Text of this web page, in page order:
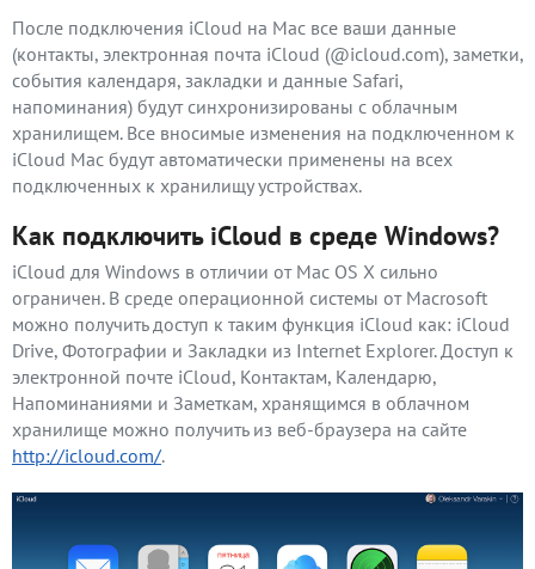
После подключения iCloud на Mac все ваши данные
(контакты, электронная почта iCloud (@icloud.com), заметки,
события календаря, закладки и данные Safari,
напоминания) будут синхронизированы с облачным
хранилищем. Все вносимые изменения на подключенном к
iCloud Mac будут автоматически применены на всех
подключенных к хранилищу устройствах.
Как подключить iCloud в среде Windows?
iCloud для Windows в отличии от Mac OS X сильно
ограничен. В среде операционной системы от Macrosoft
можно получить доступ к таким функция iCloud как: iCloud
Drive, Фотографии и Закладки из Internet Explorer. Доступ к
электронной почте iCloud, Контактам, Календарю,
Напоминаниями и Заметкам, хранящимся в облачном
хранилище можно получить из веб-браузера на сайте
http://icloud.com/.